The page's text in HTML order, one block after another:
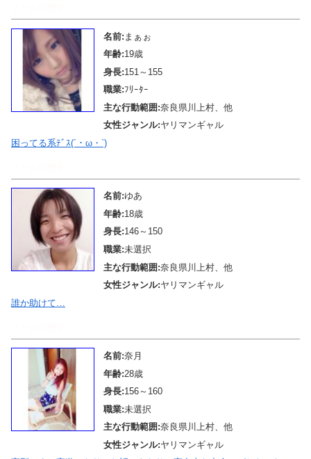
名前: まぁぉ
年齢:19歳
身長:151～155
職業:ﾌﾘｰﾀｰ
主な行動範囲:奈良県川上村、他
女性ジャンル:ヤリマンギャル
困ってる系ﾃﾞｽ(´・ω・`)
名前:ゆあ
年齢:18歳
身長:146～150
職業:未選択
主な行動範囲:奈良県川上村、他
女性ジャンル:ヤリマンギャル
誰か助けて…
名前:奈月
年齢:28歳
身長:156～160
職業:未選択
主な行動範囲:奈良県川上村、他
女性ジャンル:ヤリマンギャル